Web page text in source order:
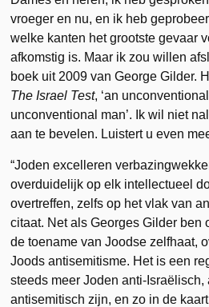
vroeger en nu, en ik heb
welke kanten het grootste gevaar
afkomstig is. Maar ik zou willen
boek uit 2009 van George Gilder.
The Israel Test, ‘an
unconventional man’. Ik wil niet
aan te bevelen. Luistert u even
“Joden excelleren
overduidelijk op elk intellectueel
overtreffen, zelfs op het vlak van
citaat. Net als Georges Gilder ben
de toename van Joodse zelfhaat,
Joods antisemitisme. Het is een
steeds meer Joden anti-
antisemitisch zijn, en zo in de